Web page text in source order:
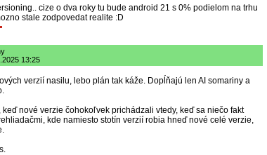
cize o dva roky tu bude android 21 s 0% podielom na trhu
stale zodpovedat realite :D
13:25
verzií nasilu, lebo plán tak káže. Dopĺňajú len AI somariny a
keď nové verzie čohokoľvek prichádzali vtedy, keď sa niečo fakt
kde namiesto stotín verzií robia hneď nové celé verzie,